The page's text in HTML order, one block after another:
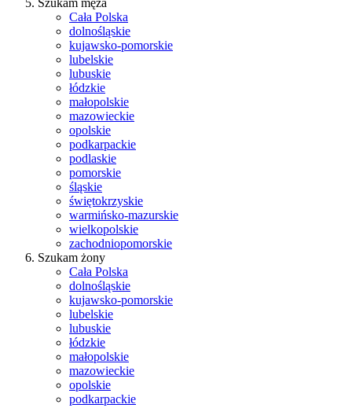
Szukam męża
Cała Polska
dolnośląskie
kujawsko-pomorskie
lubelskie
lubuskie
łódzkie
małopolskie
mazowieckie
opolskie
podkarpackie
podlaskie
pomorskie
śląskie
świętokrzyskie
warmińsko-mazurskie
wielkopolskie
zachodniopomorskie
Szukam żony
Cała Polska
dolnośląskie
kujawsko-pomorskie
lubelskie
lubuskie
łódzkie
małopolskie
mazowieckie
opolskie
podkarpackie